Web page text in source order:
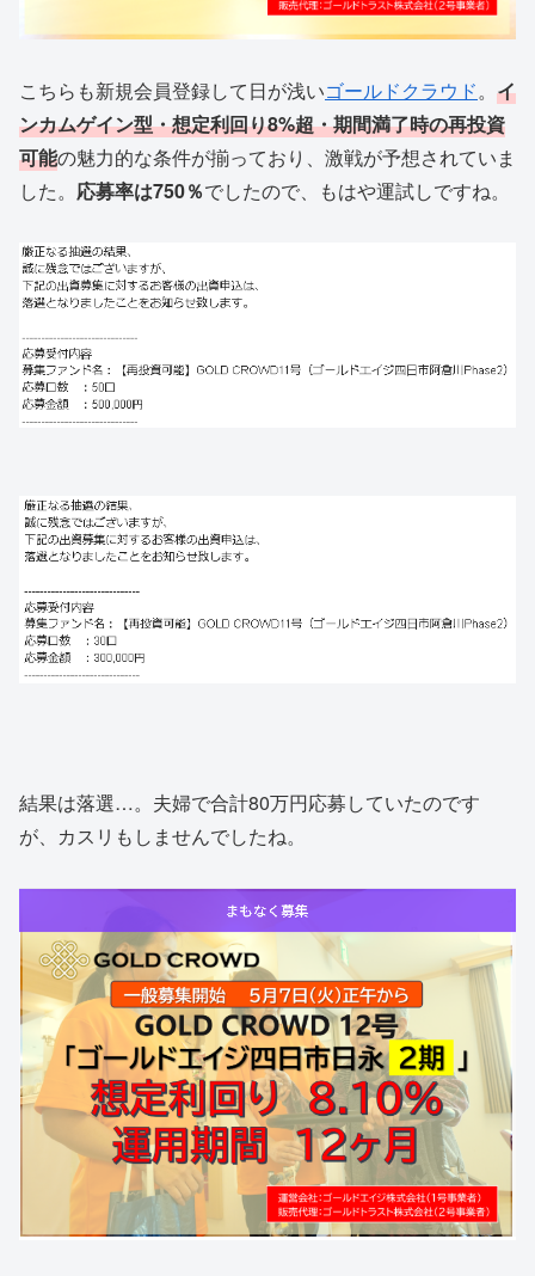
こちらも新規会員登録して日が浅いゴールドクラウド。 イ
ンカムゲイン型・想定利回り8%超・期間満了時の再投資
可能の魅力的な条件が揃っており、激戦が予想されていま
した。 応募率は750％でしたので、もはや運試しですね。
結果は落選…。夫婦で合計80万円応募していたのです
が、カスリもしませんでしたね。